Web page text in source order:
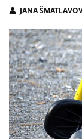
JANA